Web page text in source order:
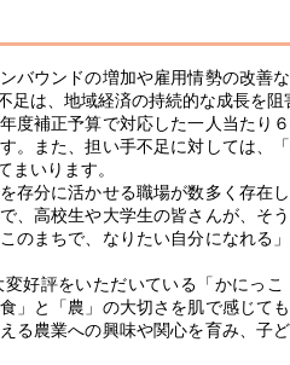
バウンドの増加や雇用情勢の改善
は、地域経済の持続的な成長を阻
度補正予算で対応した一人当たり
。また、担い手不足に対しては、
まいります。
分に活かせる職場が数多く存在
、高校生や大学生の皆さんが、そ
のまちで、なりたい自分になれる
好評をいただいている「かにっ
」と「農」の大切さを肌で感じて
る農業への興味や関心を育み、子